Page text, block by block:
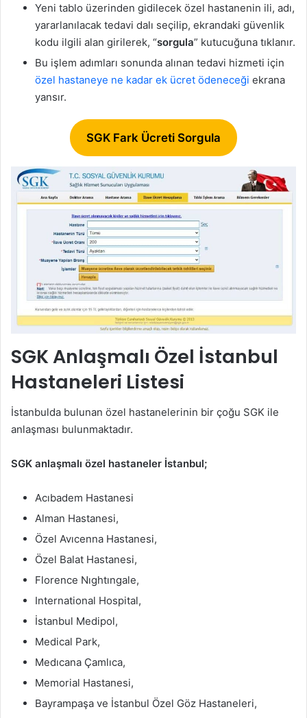
Yeni tablo üzerinden gidilecek özel hastanenin ili, adı,
yararlanılacak tedavi dalı seçilip, ekrandaki güvenlik
kodu ilgili alan girilerek, “sorgula” kutucuğuna tıklanır.
Bu işlem adımları sonunda alınan tedavi hizmeti için
özel hastaneye ne kadar ek ücret ödeneceği ekrana
yansır.
SGK Fark Ücreti Sorgula
SGK Anlaşmalı Özel İstanbul
Hastaneleri Listesi
İstanbulda bulunan özel hastanelerinin bir çoğu SGK ile
anlaşması bulunmaktadır.
SGK anlaşmalı özel hastaneler İstanbul;
Acıbadem Hastanesi
Alman Hastanesi,
Özel Avıcenna Hastanesi,
Özel Balat Hastanesi,
Florence Nıghtıngale,
International Hospital,
İstanbul Medipol,
Medical Park,
Medıcana Çamlıca,
Memorial Hastanesi,
Bayrampaşa ve İstanbul Özel Göz Hastaneleri,